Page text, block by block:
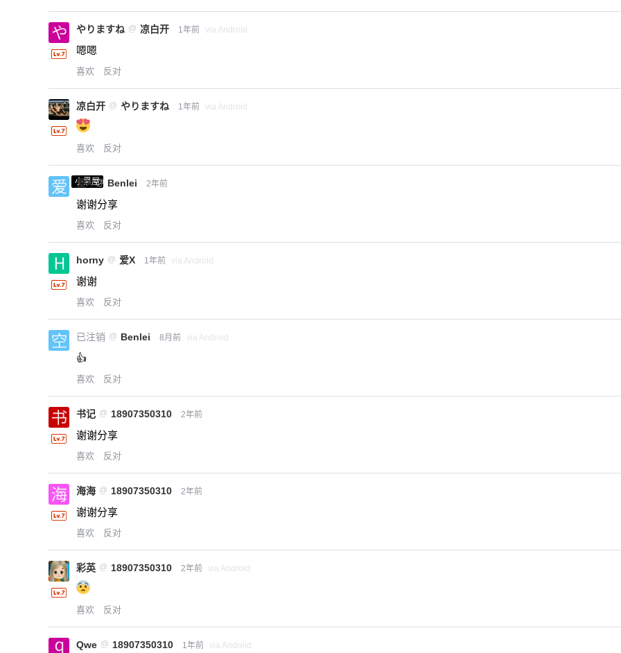
やりますね @ 凉白开 1年前 via Android
嗯嗯
喜欢 反对
凉白开 @ やりますね 1年前 via Android
喜欢 反对
小黑屋
爱X @ Benlei 2年前
谢谢分享
喜欢 反对
horny @ 爱X 1年前 via Android
谢谢
喜欢 反对
已注销 @ Benlei 8月前 via Android
👍
喜欢 反对
书记 @ 18907350310 2年前
谢谢分享
喜欢 反对
海海 @ 18907350310 2年前
谢谢分享
喜欢 反对
彩英 @ 18907350310 2年前 via Android
喜欢 反对
Qwe @ 18907350310 1年前 via Android